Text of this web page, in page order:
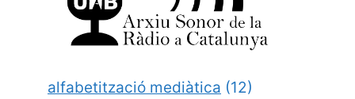
alfabetització mediàtica (12)